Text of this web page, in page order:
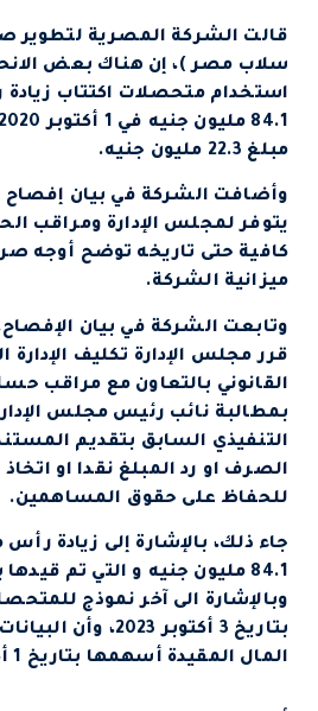
قالت الشركة المصرية لتطوير
سلاب مصر )، إن هناك بعض
استخدام متحصلات اكتتاب زيادة
مبلغ 22.3 مليون جنيه.
وأضافت الشركة في بيان إفصاح
يتوفر لمجلس الإدارة ومراقب
كافية حتى تاريخه توضح أوجه
ميزانية الشركة.
وتابعت الشركة في بيان
قرر مجلس الإدارة تكليف الإدارة
القانوني بالتعاون مع مراقب
بمطالبة نائب رئيس مجلس
التنفيذي السابق بتقديم
الصرف او رد المبلغ نقدا او اتخاذ
للحفاظ على حقوق المساهمين.
جاء ذلك، بالإشارة إلى زيادة
وبالإشارة الى آخر نموذج
بتاريخ 3 أكتوبر
المال المقيدة أسهمها بتاريخ 1 أكتوبر 2020.